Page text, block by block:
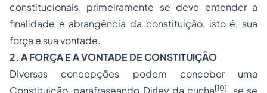
constitucionais, primeiramente se deve entender a
finalidade e abrangência da constituição, isto é, sua
força e sua vontade.
2. A FORÇA E A VONTADE DE CONSTITUIÇÃO
DIversas concepções podem conceber uma
Constituição, parafraseando Dirley da cunha[10], se se